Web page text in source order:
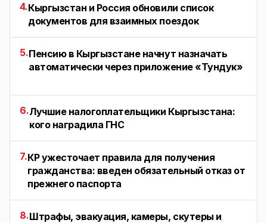
4.Кыргызстан и Россия обновили список
документов для взаимных поездок
5.Пенсию в Кыргызстане начнут назначать
автоматически через приложение «Тундук»
6.Лучшие налогоплательщики Кыргызстана:
кого наградила ГНС
7.КР ужесточает правила для получения
гражданства: введен обязательный отказ от
прежнего паспорта
8.Штрафы, эвакуация, камеры, скутеры и